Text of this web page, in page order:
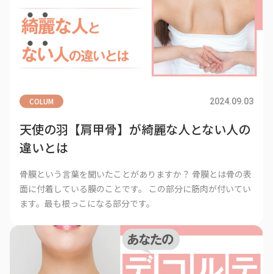
COLUM 2024.09.03
天使の羽【肩甲骨】が綺麗な人とない人の
違いとは
骨膜という言葉を聞いたことがありますか？ 骨膜とは骨の表
面に付着している膜のことです。 この部分に筋肉が付いてい
ます。最も根っこになる部分です。